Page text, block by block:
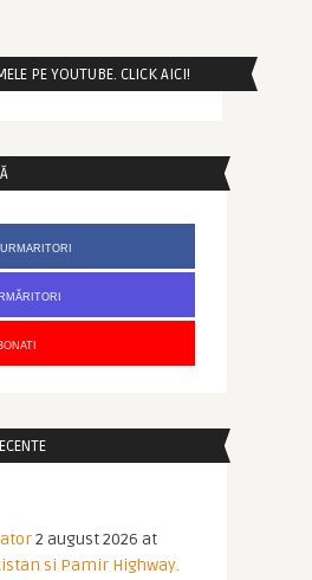
PE YOUTUBE. CLICK AICI!
URMARITORI
2 august 2026 at
si Pamir Highway.